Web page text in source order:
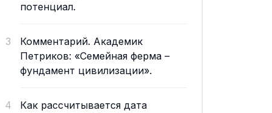
потенциал.
3
Комментарий. Академик
Петриков: «Семейная ферма –
фундамент цивилизации».
4
Как рассчитывается дата